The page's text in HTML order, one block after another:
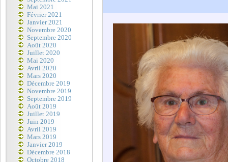
Mai 2021
Février 2021
Janvier 2021
Novembre 2020
Septembre 2020
Août 2020
Juillet 2020
Mai 2020
Avril 2020
Mars 2020
Décembre 2019
Novembre 2019
Septembre 2019
Août 2019
Juillet 2019
Juin 2019
Avril 2019
Mars 2019
Janvier 2019
Décembre 2018
Octobre 2018